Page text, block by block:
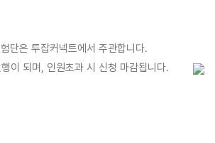
단은 투잡커넥트에서 주관합니다.
이 되며, 인원초과 시 신청 마감됩니다.